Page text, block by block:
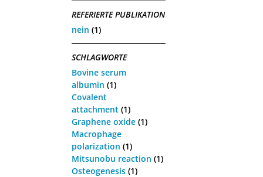
REFERIERTE PUBLIKATION
nein (1)
SCHLAGWORTE
Bovine serum
albumin (1)
Covalent
attachment (1)
Graphene oxide (1)
Macrophage
polarization (1)
Mitsunobu reaction (1)
Osteogenesis (1)